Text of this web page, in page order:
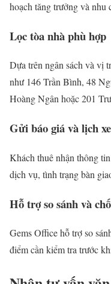
hoạch tăng trưởng và nhu
Lọc tòa nhà phù hợp
Dựa trên ngân sách và vị
như 146 Trần Bình, 48
Hoàng Ngân hoặc 201
Gửi báo giá và lịch
Khách thuê nhận thông
dịch vụ, tình trạng bàn
Hỗ trợ so sánh và
Gems Office hỗ trợ so
điểm cần kiểm tra trước